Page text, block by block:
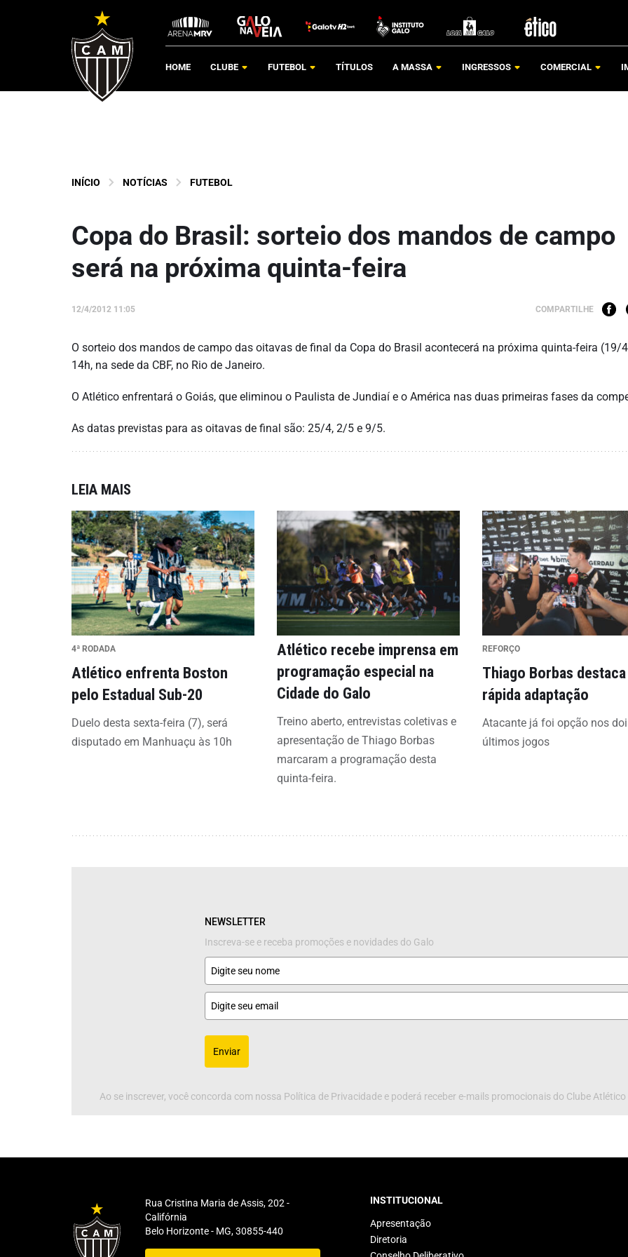
HOME CLUBE FUTEBOL TÍTULOS A MASSA INGRESSOS COMERCIAL
INÍCIO NOTÍCIAS FUTEBOL
Copa do Brasil: sorteio dos mandos de campo
será na próxima quinta-feira
12/4/2012 11:05 COMPARTILHE
O sorteio dos mandos de campo das oitavas de final da Copa do Brasil acontecerá na próxima quinta-feira (19/
14h, na sede da CBF, no Rio de Janeiro.
O Atlético enfrentará o Goiás, que eliminou o Paulista de Jundiaí e o América nas duas primeiras fases da
As datas previstas para as oitavas de final são: 25/4, 2/5 e 9/5.
LEIA MAIS
4ª RODADA
Atlético enfrenta Boston
pelo Estadual Sub-20
Duelo desta sexta-feira (7), será
disputado em Manhuaçu às 10h
Atlético recebe imprensa em
programação especial na
Cidade do Galo
Treino aberto, entrevistas coletivas e
apresentação de Thiago Borbas
marcaram a programação desta
quinta-feira.
REFORÇO
Thiago Borbas destaca
rápida adaptação
Atacante já foi opção nos
últimos jogos
NEWSLETTER
Inscreva-se e receba promoções e novidades do Galo
Enviar
Ao se inscrever, você concorda com nossa Política de Privacidade e poderá receber e-mails promocionais do Clube
Rua Cristina Maria de Assis, 202 -
Califórnia
Belo Horizonte - MG, 30855-440
INSTITUCIONAL
Apresentação
Diretoria